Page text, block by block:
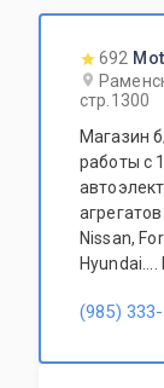
692
стр.1300
Магазин
работы с
Nissan,
Hyundai.... Все запчасти привозятся только из
(985)